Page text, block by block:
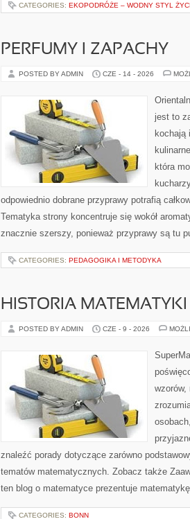
CATEGORIES: EKOPODRÓŻE – WODNY STYL
PERFUMY I ZAPACHY
POSTED BY ADMIN CZE - 14 - 2026
jest to
kochają
która
odpowiednio dobrane przyprawy potrafią
Tematyka strony koncentruje się wokół
znacznie szerszy, ponieważ przyprawy są tu
CATEGORIES: PEDAGOGIKA I METODYKA
HISTORIA MATEMATYKI
POSTED BY ADMIN CZE - 9 - 2026
znaleźć porady dotyczące zarówno
tematów matematycznych. Zobacz także
ten blog o matematyce prezentuje
CATEGORIES: BONN